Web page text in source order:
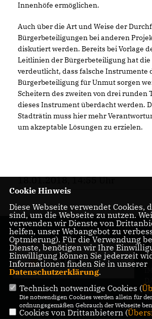
Innenhöfe ermöglichen.
Auch über die Art und Weise der
Bürgerbeteiligungen bei anderen
diskutiert werden. Bereits bei Vorlage
Leitlinien der Bürgerbeteiligung hat die
verdeutlicht, dass falsche Instrumente
Bürgerbeteiligung für Unmut sorgen
Scheitern des zweiten von drei runden
dieses Instrument überdacht werden.
Stadträtin muss hier mehr
um akzeptable Lösungen zu erzielen.
18.01.2018, 14:55 Uhr
Cookie Hinweis
Diese Webseite verwendet Cookies,
sind, um die Webseite zu nutzen.
verwenden wir Dienste von
helfen, unser Webangebot zu
Optmierung). Für die Verwendung
Dienste, benötigen wir Ihre
Einwilligung können Sie jederzeit
Informationen finden Sie in unserer
Datenschutzerklärung.
Technisch notwendige Cookies (
Die notwendigen Cookies werden allein für
ordnungsgemäßen Gebrauch der Webseite
Cookies von Drittanbietern (